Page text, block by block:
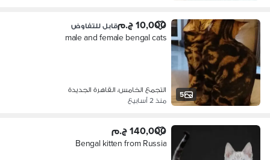
5
10,000 ج.م قابل للتفاوض
male and female bengal cats
التجمع الخامس، القاهرة الجديدة
منذ 2 أسابيع
140,000 ج.م
Bengal kitten from Russia